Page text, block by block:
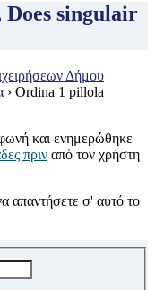
singulair
Δήμου
› Ordina 1 pillola
και ενημερώθηκε
πριν από τον χρήστη
απαντήσετε σ' αυτό το